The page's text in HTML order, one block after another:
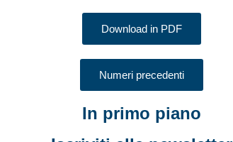
Download in PDF
Numeri precedenti
In primo piano